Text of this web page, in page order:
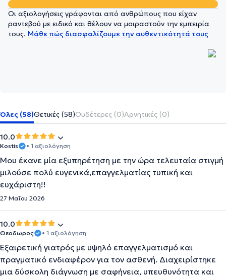
Οι αξιολογήσεις γράφονται από ανθρώπους που είχαν
ραντεβού με ειδικό και θέλουν να μοιραστούν την εμπειρία
τους. Μάθε πώς διασφαλίζουμε την αυθεντικότητά τους
Όλες (58)Θετικές (58)Ουδέτερες (0)Αρνητικές (0)
10.0
Kostis • 1 αξιολόγηση
Μου έκανε μία εξυπηρέτηση με την ώρα τελευταία στιγμή
μιλούσε πολύ ευγενικά,επαγγελματίας τυπική και
ευχάριστη!!
27 Μαΐου 2026
10.0
Θεοδωρος • 1 αξιολόγηση
Εξαιρετική γιατρός με υψηλό επαγγελματισμό και
πραγματικό ενδιαφέρον για τον ασθενή. Διαχειρίστηκε
μια δύσκολη διάγνωση με σαφήνεια, υπευθυνότητα και